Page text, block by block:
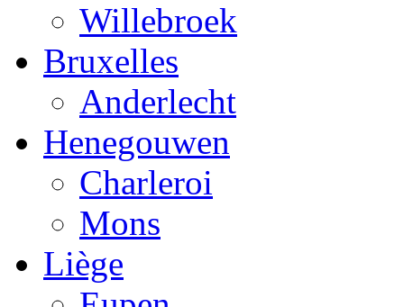
Willebroek
Bruxelles
Anderlecht
Henegouwen
Charleroi
Mons
Liège